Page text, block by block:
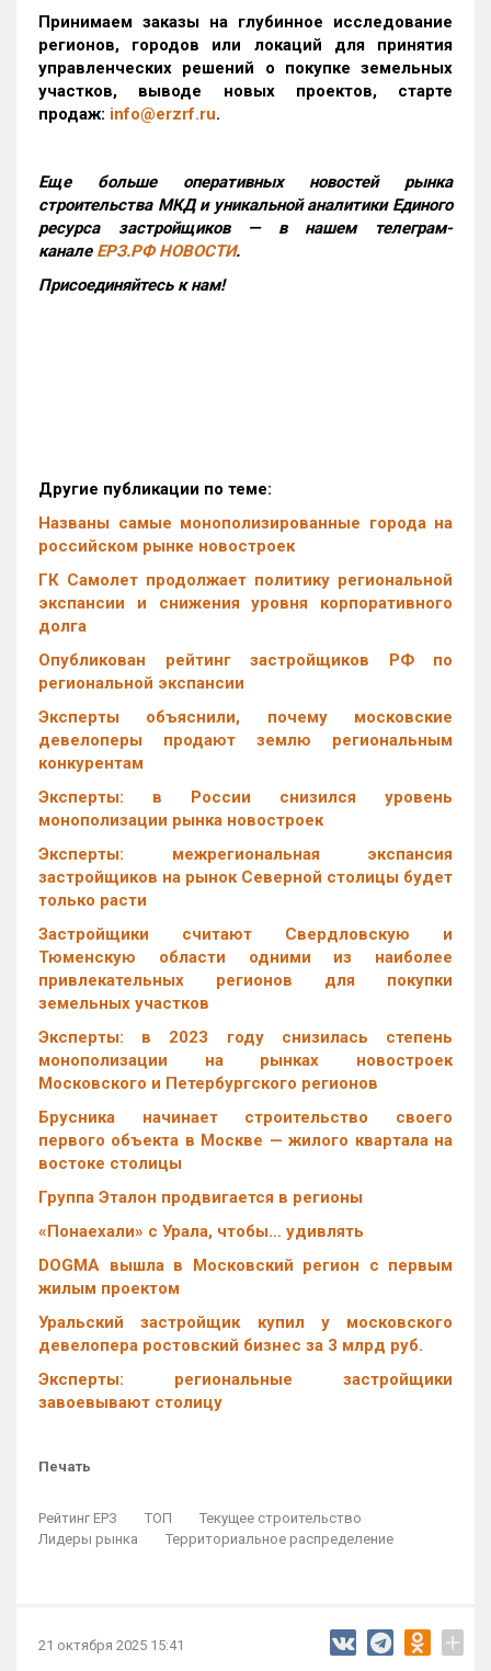
Принимаем заказы на глубинное исследование
регионов, городов или локаций для принятия
управленческих решений о покупке земельных
участков, выводе новых проектов, старте
продаж: info@erzrf.ru.
Еще больше оперативных новостей рынка
строительства МКД и уникальной аналитики Единого
ресурса застройщиков — в нашем телеграм-
канале ЕРЗ.РФ НОВОСТИ.
Присоединяйтесь к нам!
Другие публикации по теме:
Названы самые монополизированные города на
российском рынке новостроек
ГК Самолет продолжает политику региональной
экспансии и снижения уровня корпоративного
долга
Опубликован рейтинг застройщиков РФ по
региональной экспансии
Эксперты объяснили, почему московские
девелоперы продают землю региональным
конкурентам
Эксперты: в России снизился уровень
монополизации рынка новостроек
Эксперты: межрегиональная экспансия
застройщиков на рынок Северной столицы будет
только расти
Застройщики считают Свердловскую и
Тюменскую области одними из наиболее
привлекательных регионов для покупки
земельных участков
Эксперты: в 2023 году снизилась степень
монополизации на рынках новостроек
Московского и Петербургского регионов
Брусника начинает строительство своего
первого объекта в Москве — жилого квартала на
востоке столицы
Группа Эталон продвигается в регионы
«Понаехали» с Урала, чтобы… удивлять
DOGMA вышла в Московский регион с первым
жилым проектом
Уральский застройщик купил у московского
девелопера ростовский бизнес за 3 млрд руб.
Эксперты: региональные застройщики
завоевывают столицу
Печать
Рейтинг ЕРЗ ТОП
Текущее строительство
Лидеры рынка
Территориальное распределение
21 октября 2025 15:41 +